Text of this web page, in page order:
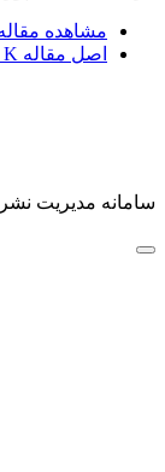
مشاهده
اصل مقاله K
سامانه مدیریت